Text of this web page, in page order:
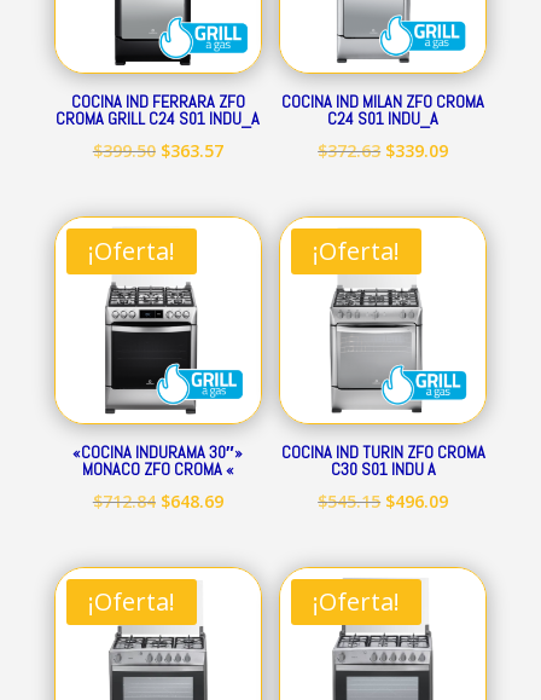
COCINA IND FERRARA ZFO
CROMA GRILL C24 S01 INDU_A
$399.50 El
original
era:
$399.50.
$363.57El
actual
COCINA IND MILAN ZFO CROMA
C24 S01 INDU_A
$372.63 El
original
era:
$372.63.
$339.09El
actual
¡Oferta!
«COCINA INDURAMA 30″»
MONACO ZFO CROMA «
$712.84 El
original
era:
$712.84.
$648.69El
actual
¡Oferta!
COCINA IND TURIN ZFO CROMA
C30 S01 INDU A
$545.15 El
original
era:
$545.15.
$496.09El
actual
¡Oferta! ¡Oferta!